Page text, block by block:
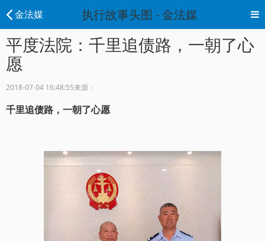
执行故事头图 - 金法媒
金法媒
平度法院：千里追债路，一朝了心
愿
2018-07-04 16:48:55来源：
千里追债路，一朝了心愿